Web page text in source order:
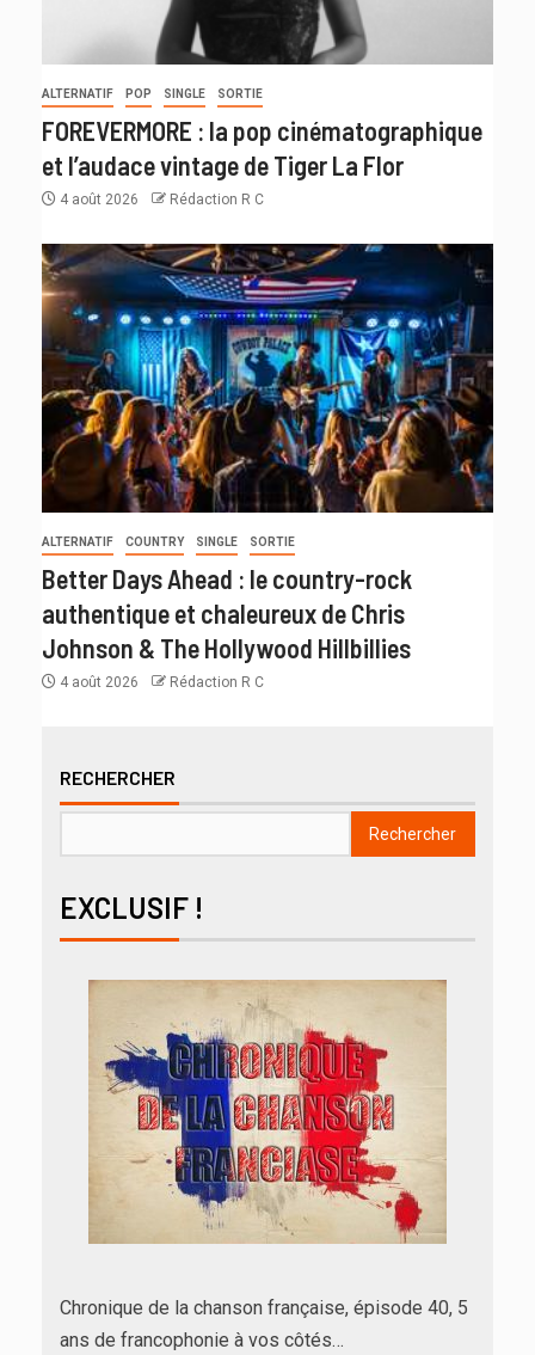
ALTERNATIF POP SINGLE SORTIE
FOREVERMORE : la pop cinématographique
et l’audace vintage de Tiger La Flor
4 août 2026 Rédaction R C
ALTERNATIF COUNTRY SINGLE SORTIE
Better Days Ahead : le country-rock
authentique et chaleureux de Chris
Johnson & The Hollywood Hillbillies
4 août 2026 Rédaction R C
RECHERCHER
Rechercher
EXCLUSIF !
Chronique de la chanson française, épisode 40, 5
ans de francophonie à vos côtés…